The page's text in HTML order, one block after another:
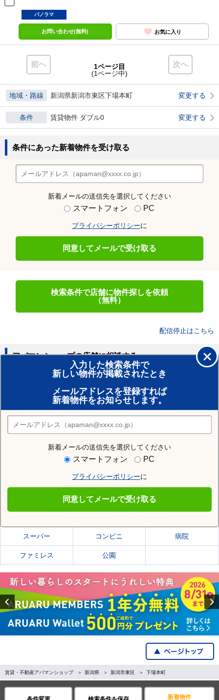
パノラマ
お問い合わせ(無料) お気に入り
新着物件
前へ 次へ
1ページ目
(1ページ中)
地域・路線 新潟県新潟市東区下場本町 変更する
条件 賃貸物件 ダブル0 変更する
条件にあった新着物件を受け取る
新着メールの送信先を選択してください
スマートフォン PC
プライバシーポリシーに
同意してメールで受け取る
検索条件で店舗に物件探しを依頼
（無料）
配信停止はこちら
入力した検索条件で
新しい物件が掲載されたとき
メールアドレスを登録すれば
新着物件をお知らせします。
新着メールの送信先を選択してください
スマートフォン PC
プライバシーポリシーに
同意してメールで受け取る
アパマンショップの店舗に相談する
賃貸のプロがお部屋探し！
おまかせ物件リクエスト
住みたい街の店舗を探す
店舗検索
住む街研究所で新潟市東区の情報を見る
新潟市東区の施設一覧
スーパー コンビニ 病院
ファミレス 公園
Previous
賃貸・不動産アパマンショップ 新潟県 新潟市東区 下場本町
全国の都道府県から探す